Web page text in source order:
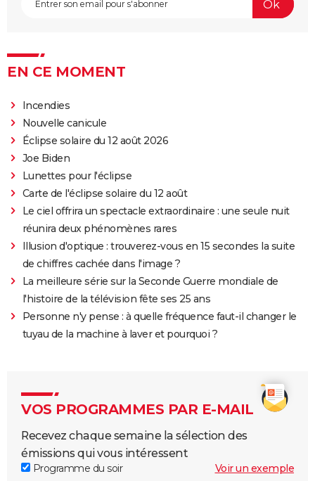
EN CE MOMENT
Incendies
Nouvelle canicule
Éclipse solaire du 12 août 2026
Joe Biden
Lunettes pour l'éclipse
Carte de l'éclipse solaire du 12 août
Le ciel offrira un spectacle extraordinaire : une seule nuit
réunira deux phénomènes rares
Illusion d'optique : trouverez-vous en 15 secondes la suite
de chiffres cachée dans l'image ?
La meilleure série sur la Seconde Guerre mondiale de
l'histoire de la télévision fête ses 25 ans
Personne n'y pense : à quelle fréquence faut-il changer le
tuyau de la machine à laver et pourquoi ?
VOS PROGRAMMES PAR E-MAIL
Recevez chaque semaine la sélection des
émissions qui vous intéressent
Programme du soir Voir un exemple